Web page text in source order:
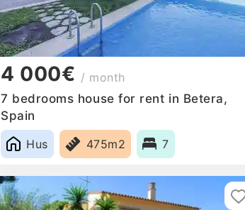
4 000€ / month
7 bedrooms house for rent in Betera,
Spain
Hus
475m2 7